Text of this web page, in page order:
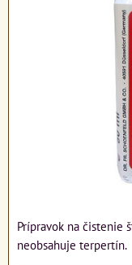
Prípravok na čistenie
neobsahuje terpertín.